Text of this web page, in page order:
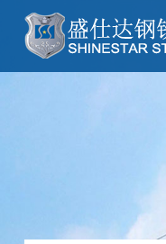
企业概
营销网络